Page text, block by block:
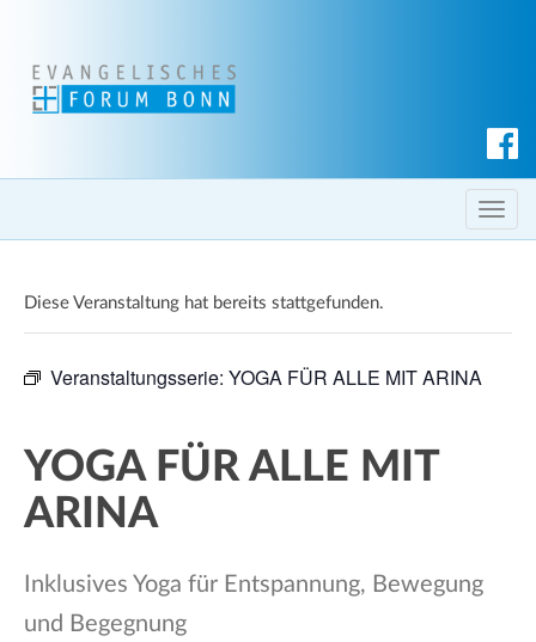
c
h T
o
l
Diese Veranstaltung hat bereits stattgefunden.
Veranstaltungsserie: YOGA FÜR ALLE MIT ARINA
YOGA FÜR ALLE MIT
ARINA
Inklusives Yoga für Entspannung, Bewegung
und Begegnung